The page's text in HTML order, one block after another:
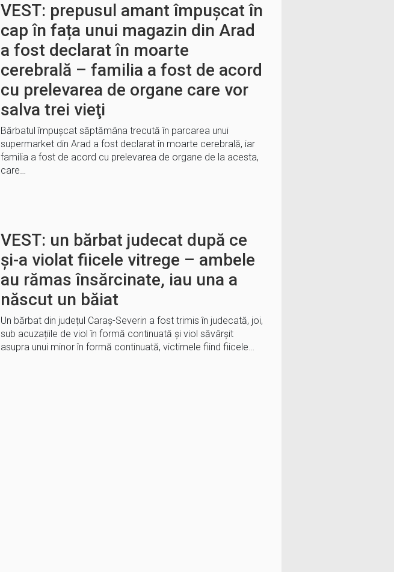
VEST: prepusul amant împușcat în
cap în fața unui magazin din Arad
a fost declarat în moarte
cerebrală – familia a fost de acord
cu prelevarea de organe care vor
salva trei vieţi
Bărbatul împuşcat săptămâna trecută în parcarea unui
supermarket din Arad a fost declarat în moarte cerebrală, iar
familia a fost de acord cu prelevarea de organe de la acesta,
care…
VEST: un bărbat judecat după ce
și-a violat fiicele vitrege – ambele
au rămas însărcinate, iau una a
născut un băiat
Un bărbat din județul Caraș-Severin a fost trimis în judecată, joi,
sub acuzațiile de viol în formă continuată și viol săvârșit
asupra unui minor în formă continuată, victimele fiind fiicele…